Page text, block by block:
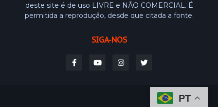
deste site é de uso LIVRE e NÃO COMERCIAL. É
permitida a reprodução, desde que citada a fonte.
SIGA-NOS
Distributed By Weblyb
PT